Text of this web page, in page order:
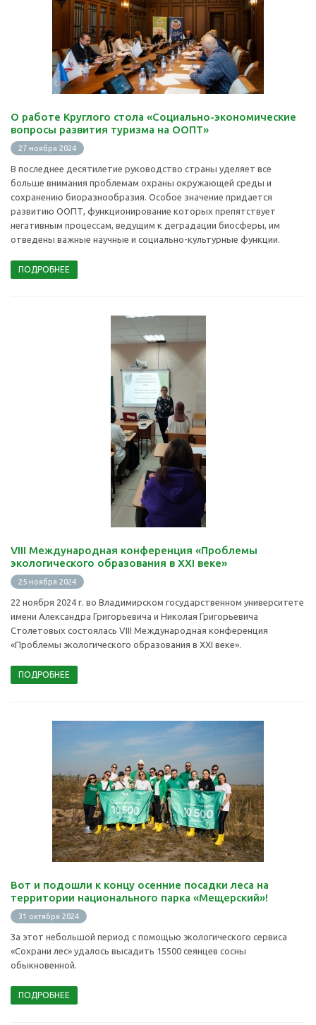
О работе Круглого стола «Социально-экономические
вопросы развития туризма на ООПТ»
27 ноября 2024
В последнее десятилетие руководство страны уделяет все
больше внимания проблемам охраны окружающей среды и
сохранению биоразнообразия. Особое значение придается
развитию ООПТ, функционирование которых препятствует
негативным процессам, ведущим к деградации биосферы, им
отведены важные научные и социально-культурные функции.
ПОДРОБНЕЕ
VIII Международная конференция «Проблемы
экологического образования в ХХI веке»
25 ноября 2024
22 ноября 2024 г. во Владимирском государственном университете
имени Александра Григорьевича и Николая Григорьевича
Столетовых состоялась VIII Международная конференция
«Проблемы экологического образования в ХХI веке».
ПОДРОБНЕЕ
Вот и подошли к концу осенние посадки леса на
территории национального парка «Мещерский»!
31 октября 2024
За этот небольшой период с помощью экологического сервиса
«Сохрани лес» удалось высадить 15500 сеянцев сосны
обыкновенной.
ПОДРОБНЕЕ